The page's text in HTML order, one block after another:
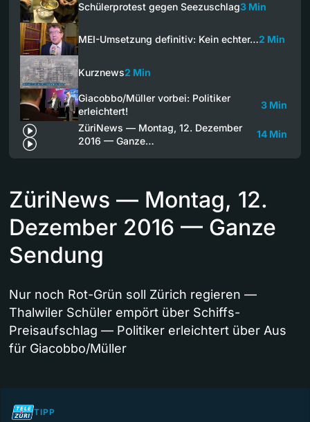
Schülerprotest gegen Seezuschlag3 Min
MEI-Umsetzung definitiv: Kein echter…2 Min
Kurznews2 Min
Giacobbo/Müller vorbei: Politiker
erleichtert!
3 Min
ZüriNews — Montag, 12. Dezember
2016 — Ganze…
14 Min
ZüriNews — Montag, 12.
Dezember 2016 — Ganze
Sendung
Nur noch Rot-Grün soll Zürich regieren —
Thalwiler Schüler empört über Schiffs-
Preisaufschlag — Politiker erleichtert über Aus
für Giacobbo/Müller
TIPP